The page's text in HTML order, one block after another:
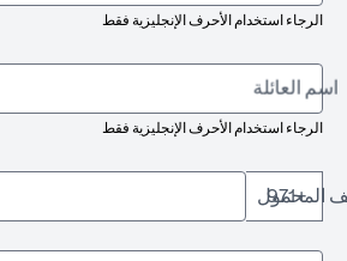
الرجاء استخدام الأحرف الإنجليزية فقط
الرجاء استخدام الأحرف الإنجليزية فقط
اسم العائلة
+971
المحمول